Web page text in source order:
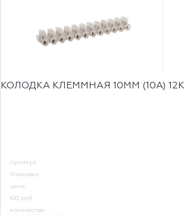
КОЛОДКА КЛЕММНАЯ 10ММ (10А)
Артикул
Упаковка
цена:
100 руб.
количество: